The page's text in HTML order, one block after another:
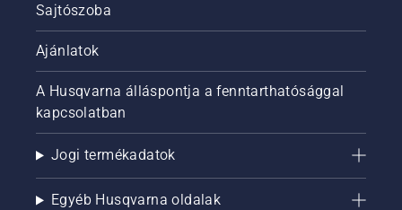
Sajtószoba
Ajánlatok
A Husqvarna álláspontja a fenntarthatósággal
kapcsolatban
Jogi termékadatok
Egyéb Husqvarna oldalak